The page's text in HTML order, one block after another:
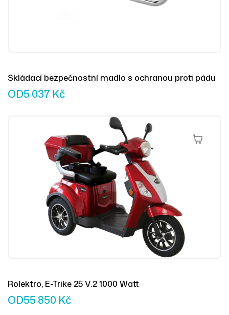
Skládací bezpečnostní madlo s ochranou proti pádu
OD5 037 Kč
Výběr
Rolektro, E-Trike 25 V.2 1000 Watt
OD55 850 Kč